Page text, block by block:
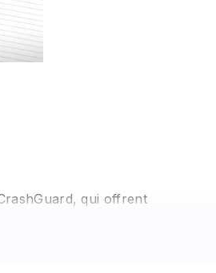
qui offrent